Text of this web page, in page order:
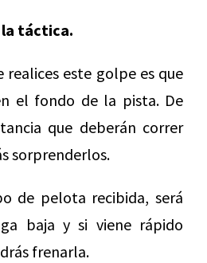
la táctica.
realices este golpe es que
el fondo de la pista. De
que deberán correr
sorprenderlos.
de pelota recibida, será
baja y si viene rápido
frenarla.